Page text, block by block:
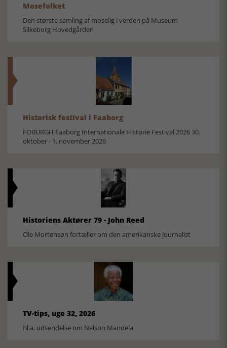
Mosefolket
Den største samling af moselig i verden på Museum
Silkeborg Hovedgården
Historisk festival i Faaborg
FOBURGH Faaborg Internationale Historie Festival 2026 30.
oktober - 1. november 2026
Historiens Aktører 79 - John Reed
Ole Mortensøn fortæller om den amerikanske journalist
TV-tips, uge 32, 2026
Bl.a. udsendelse om Nelson Mandela